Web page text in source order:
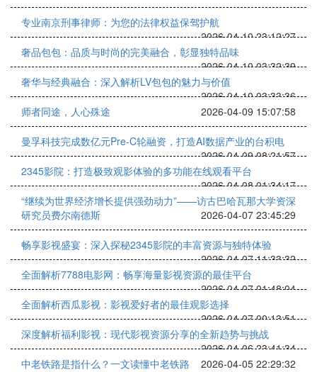
专业南京刑事律师：为您的法律权益保驾护航
2026-04-10 23:12:27
奢品包包：品质与时尚的完美融合，彰显独特品味
2026-04-10 03:32:39
奢华与经典融合：深入解析LV包包的魅力与价值
2026-04-10 03:33:36
师者同途，人心殊途
2026-04-09 15:07:58
曼孚科技完成数亿元Pre-C轮融资，打造AI数据产业的台积电
2026-04-09 08:21:57
2345影院：打造极致观影体验的多功能在线观看平台
2026-04-08 01:34:17
“继续为世界经济增长提供强劲动力”——访古巴哈瓦那大学资深
研究员费尔南德斯
2026-04-07 23:45:29
畅享影视盛宴：深入探秘2345影院的丰富资源与独特体验
2026-04-07 11:33:32
全面解析7788电影网：畅享海量影视资源的最佳平台
2026-04-07 01:48:04
全面解析西瓜影视：影视爱好者的最佳观影选择
2026-04-07 00:13:51
深度解析福利影视：现代影视资源分享的全新趋势与挑战
2026-04-06 23:41:34
中老铁路是指什么？一文读懂中老铁路
2026-04-05 22:29:32